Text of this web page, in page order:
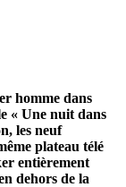
homme dans
« Une nuit dans
les neuf
plateau télé
entièrement
dehors de la